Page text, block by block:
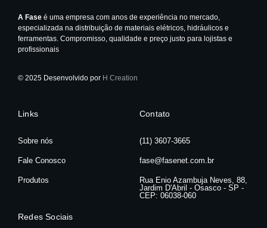
A Fase é uma empresa com anos de experiência no mercado,
especializada na distribuição de materiais elétricos, hidráulicos e
ferramentas. Compromisso, qualidade e preço justo para lojistas e
profissionais
© 2025 Desenvolvido por H Creation
Links
Sobre nós
Fale Conosco
Produtos
Contato
(11) 3607-3665
fase@fasenet.com.br
Rua Enio Azambuja Neves, 88,
Jardim D'Abril - Osasco - SP -
CEP: 06038-060
Redes Sociais